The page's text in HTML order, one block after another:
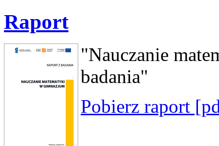
Raport
"Nauczanie
badania"
Pobierz raport